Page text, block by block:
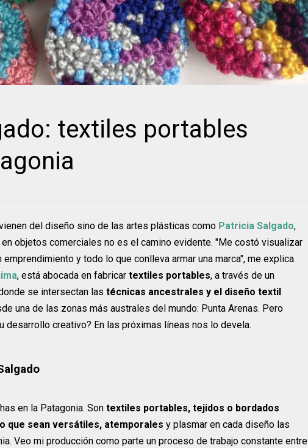
textiles portables
del diseño sino de las artes plásticas como Patricia Salgado,
objetos comerciales no es el camino evidente. "Me costó visualizar
y todo lo que conlleva armar una marca", me explica.
, está abocada en fabricar textiles portables, a través de un
se intersectan las técnicas ancestrales y el diseño textil
una de las zonas más australes del mundo: Punta Arenas. Pero
desarrollo creativo? En las próximas líneas nos lo devela.
en la Patagonia. Son textiles portables, tejidos o bordados
que sean versátiles, atemporales y plasmar en cada diseño las
Veo mi producción como parte un proceso de trabajo constante entre